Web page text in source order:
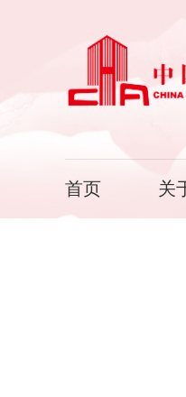
首页 关